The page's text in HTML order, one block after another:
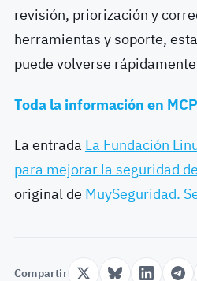
revisión, priorización y
herramientas y soporte,
puede volverse
Toda la información en
La entrada La Fundación
para mejorar la seguridad
original de MuySeguridad.
Compartir